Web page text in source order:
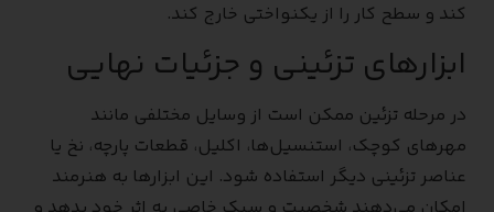
کند و سطح کار را از یکنواختی خارج کند.
ابزارهای تزئینی و جزئیات نهایی
در مرحله تزئین ممکن است از وسایل مختلفی مانند
مهرهای کوچک، استنسیل‌ها، اکلیل، قطعات پارچه، نخ یا
عناصر تزئینی دیگر استفاده شود. این ابزارها به هنرمند